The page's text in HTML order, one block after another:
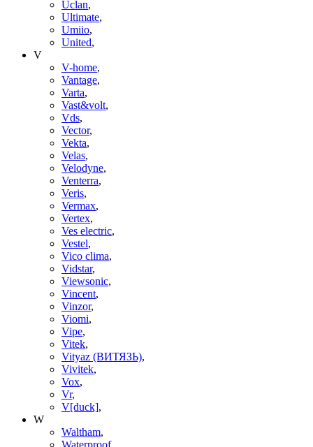
Uclan,
Ultimate,
Umiio,
United,
V
V-home,
Vantage,
Varta,
Vast&volt,
Vds,
Vector,
Vekta,
Velas,
Velodyne,
Venterra,
Veris,
Vermax,
Vertex,
Ves electric,
Vestel,
Vico clima,
Vidstar,
Viewsonic,
Vincent,
Vinzor,
Viomi,
Vipe,
Vitek,
Vityaz (ВИТЯЗЬ),
Vivitek,
Vox,
Vr,
V[duck],
W
Waltham,
Waterproof,